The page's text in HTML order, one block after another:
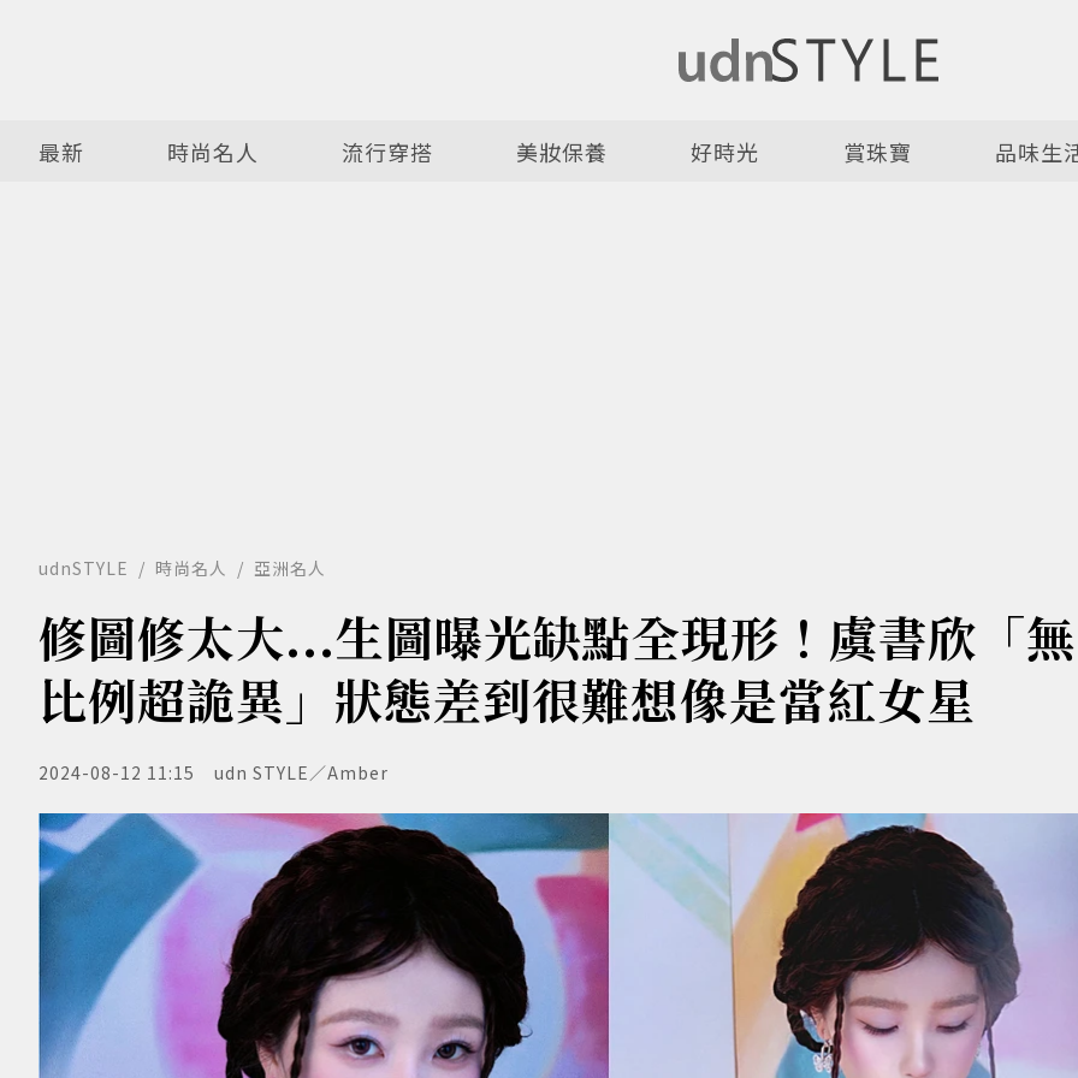
最新 時尚名人 流行穿搭 美妝保養 好時光 賞珠寶 品味生
udnSTYLE 時尚名人 亞洲名人
修圖修太大...生圖曝光缺點全現形！虞書欣「
比例超詭異」狀態差到很難想像是當紅女星
2024-08-12 11:15 udn STYLE／Amber